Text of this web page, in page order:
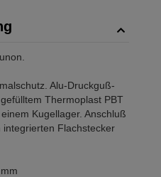
Alu-Druckguß-
Thermoplast PBT
Kugellager. Anschluß
Flachstecker